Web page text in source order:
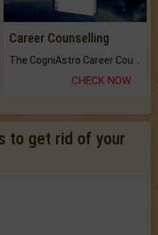
Career Counselling
The CogniAstro Career Counselling Report is the most comprehensive report available on this topic.
CHECK NOW
to get rid of your